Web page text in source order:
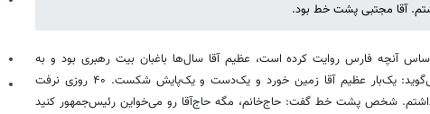
آقا مجتبی پشت خط بود.
اساس آنچه فارس روایت کرده است، عظیم آقا سال‌ها باغبان بیت رهبری بود و به
آنجا رفت‌وآمد داشت. همسرش می‌گوید: یک‌بار عظیم آقا زمین خورد و یک‌دست و یک‌پایش شکست. ۴۰ روزی نرفت
شخص پشت خط گفت: حاج‌خانم، مگه حاج‌آقا رو می‌خواین رئیس‌جمهور کنید